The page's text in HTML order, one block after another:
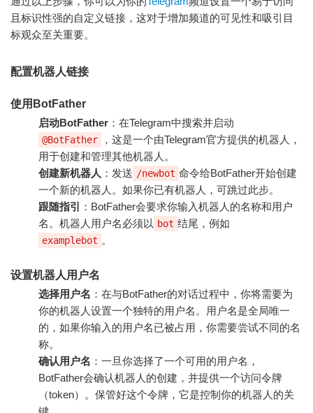
且标识性强的自定义链接，这对于增加频道的可见性和吸引目
标观众至关重要。
配置机器人链接
使用BotFather
启动BotFather ：在Telegram中搜索并启动
@BotFather
，这是一个由Telegram官方提供的机器人，
用于创建和管理其他机器人。
创建新机器人 ：发送 /newbot 命令给BotFather开始创建
一个新的机器人。如果你已有机器人，可跳过此步。
跟随指引
：BotFather会要求你输入机器人的名称和用户
名。机器人用户名必须以 bot 结尾，例如
examplebot 。
设置机器人用户名
选择用户名 ：在与BotFather的对话过程中，你将需要为
你的机器人设置一个独特的用户名。用户名是全局唯一
的，如果你输入的用户名已被占用，你需要尝试不同的名
称。
确认用户名 ：一旦你选择了一个可用的用户名，
BotFather会确认机器人的创建，并提供一个访问令牌
（token）。保管好这个令牌，它是控制你的机器人的关